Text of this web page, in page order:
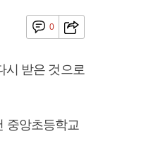
0
시 받은 것으로
중앙초등학교